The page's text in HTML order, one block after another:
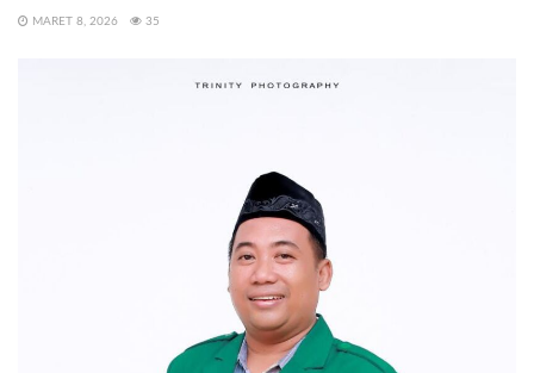
MARET 8, 2026 35